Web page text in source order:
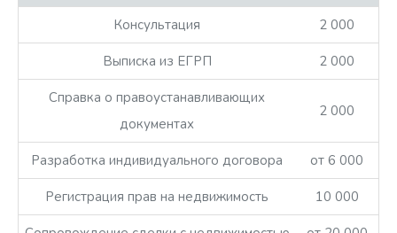
Консультация 2 000
Выписка из ЕГРП 2 000
Справка о правоустанавливающих
документах
2 000
Разработка индивидуального договора от 6 000
Регистрация прав на недвижимость 10 000